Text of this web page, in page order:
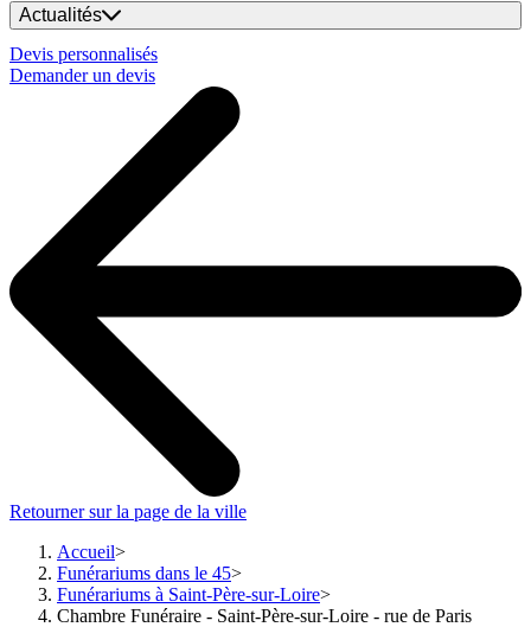
Actualités
Devis personnalisés
Demander un devis
Retourner sur la page de la ville
Accueil
Funérariums dans le 45
Funérariums à Saint-Père-sur-Loire
Chambre Funéraire - Saint-Père-sur-Loire - rue de Paris